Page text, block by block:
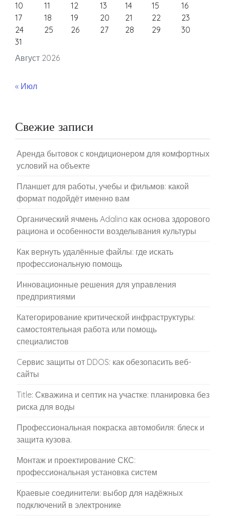
Август 2026
10
11 12 13 14 15
16
17
18 19 20 21 22
23
24
25 26 27 28 29
30
31
« Июл
Свежие записи
Аренда бытовок с кондиционером для комфортных
условий на объекте
Планшет для работы, учебы и фильмов: какой
формат подойдёт именно вам
Органический ячмень Adalina как основа здорового
рациона и особенности возделывания культуры
Как вернуть удалённые файлы: где искать
профессиональную помощь
Инновационные решения для управления
предприятиями
Категорирование критической инфраструктуры:
самостоятельная работа или помощь
специалистов
Cервис защиты от DDOS: как обезопасить веб-
сайты
Title: Скважина и септик на участке: планировка без
риска для воды
Профессиональная покраска автомобиля: блеск и
защита кузова.
Монтаж и проектирование СКС:
профессиональная установка систем
Краевые соединители: выбор для надёжных
подключений в электронике